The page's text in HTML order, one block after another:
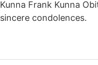
Kunna Frank Kunna
sincere condolences.